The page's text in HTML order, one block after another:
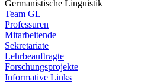
Germanistische Linguistik
Team GL
Professuren
Mitarbeitende
Sekretariate
Lehrbeauftragte
Forschungsprojekte
Informative Links